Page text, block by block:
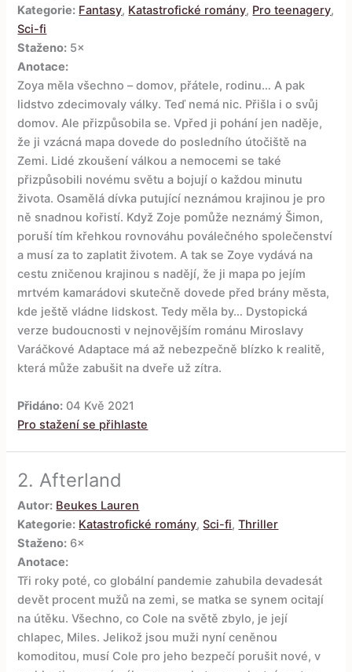
Kategorie: Fantasy, Katastrofické romány, Pro teenagery,
Sci-fi
Staženo: 5×
Anotace:
Zoya měla všechno – domov, přátele, rodinu… A pak
lidstvo zdecimovaly války. Teď nemá nic. Přišla i o svůj
domov. Ale přizpůsobila se. Vpřed ji pohání jen naděje,
že ji vzácná mapa dovede do posledního útočiště na
Zemi. Lidé zkoušení válkou a nemocemi se také
přizpůsobili novému světu a bojují o každou minutu
života. Osamělá dívka putující neznámou krajinou je pro
ně snadnou kořistí. Když Zoje pomůže neznámý Šimon,
poruší tím křehkou rovnováhu poválečného společenství
a musí za to zaplatit životem. A tak se Zoye vydává na
cestu zničenou krajinou s nadějí, že ji mapa po jejím
mrtvém kamarádovi skutečně dovede před brány města,
kde ještě vládne lidskost. Tedy měla by… Dystopická
verze budoucnosti v nejnovějším románu Miroslavy
Varáčkové Adaptace má až nebezpečně blízko k realitě,
která může zabušit na dveře už zítra.
Přidáno: 04 Kvě 2021
Pro stažení se přihlaste
2.Afterland
Autor: Beukes Lauren
Kategorie: Katastrofické romány,Sci-fi,Thriller
Staženo: 6×
Anotace:
Tři roky poté, co globální pandemie zahubila devadesát
devět procent mužů na zemi, se matka se synem ocitají
na útěku. Všechno, co Cole na světě zbylo, je její
chlapec, Miles. Jelikož jsou muži nyní ceněnou
komoditou, musí Cole pro jeho bezpečí porušit nové, v